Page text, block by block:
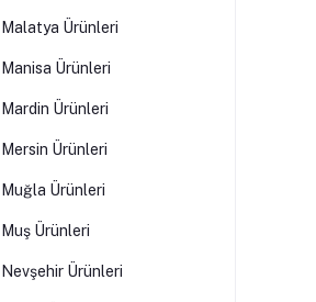
Malatya Ürünleri
Manisa Ürünleri
Mardin Ürünleri
Mersin Ürünleri
Muğla Ürünleri
Muş Ürünleri
Nevşehir Ürünleri